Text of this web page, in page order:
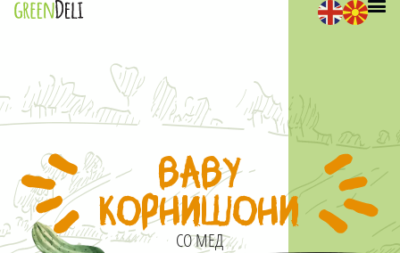
BABY
КОРНИШОНИ
СО МЕД